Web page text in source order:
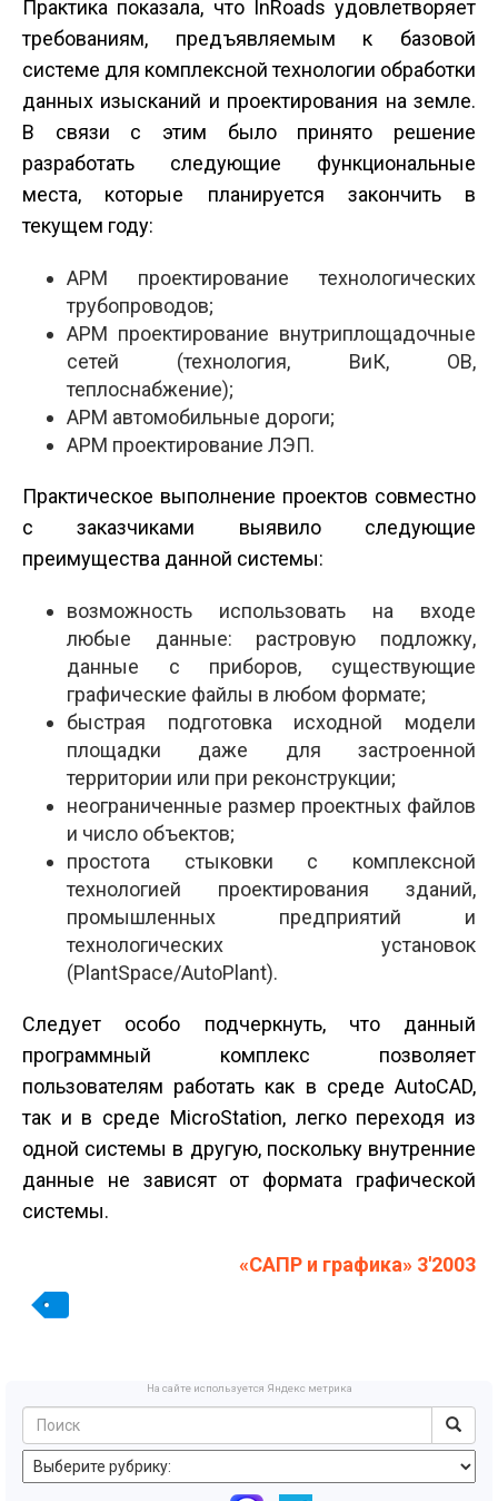
Практика показала, что InRoads удовлетворяет
требованиям, предъявляемым к базовой
системе для комплексной технологии обработки
данных изысканий и проектирования на земле.
В связи с этим было принято решение
разработать следующие функциональные
места, которые планируется закончить в
текущем году:
АРМ проектирование технологических
трубопроводов;
АРМ проектирование внутриплощадочные
сетей (технология, ВиК, ОВ,
теплоснабжение);
АРМ автомобильные дороги;
АРМ проектирование ЛЭП.
Практическое выполнение проектов совместно
с заказчиками выявило следующие
преимущества данной системы:
возможность использовать на входе
любые данные: растровую подложку,
данные с приборов, существующие
графические файлы в любом формате;
быстрая подготовка исходной модели
площадки даже для застроенной
территории или при реконструкции;
неограниченные размер проектных файлов
и число объектов;
простота стыковки с комплексной
технологией проектирования зданий,
промышленных предприятий и
технологических установок
(PlantSpace/AutoPlant).
Следует особо подчеркнуть, что данный
программный комплекс позволяет
пользователям работать как в среде AutoCAD,
так и в среде MicroStation, легко переходя из
одной системы в другую, поскольку внутренние
данные не зависят от формата графической
системы.
«САПР и графика» 3'2003
На сайте используется Яндекс метрика